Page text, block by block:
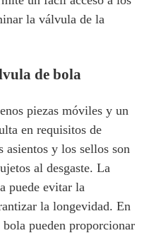
la válvula de la
de bola
piezas móviles y un
en requisitos de
asientos y los sellos son
al desgaste. La
puede evitar la
la longevidad. En
pueden proporcionar